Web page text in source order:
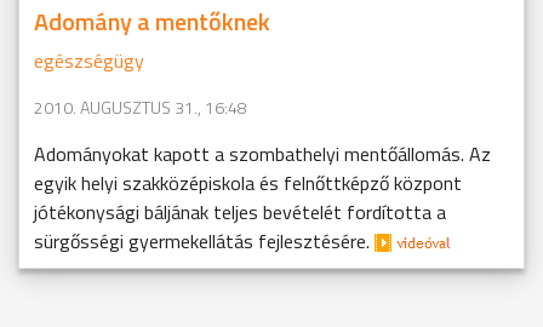
Adomány a mentőknek
egészségügy
2010. AUGUSZTUS 31., 16:48
Adományokat kapott a szombathelyi mentőállomás. Az
egyik helyi szakközépiskola és felnőttképző központ
jótékonysági báljának teljes bevételét fordította a
sürgősségi gyermekellátás fejlesztésére.